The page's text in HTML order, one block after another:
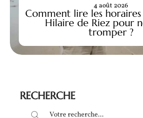
Comment lire les horaires
Hilaire de Riez pour
tromper ?
4 août 2026
RECHERCHE